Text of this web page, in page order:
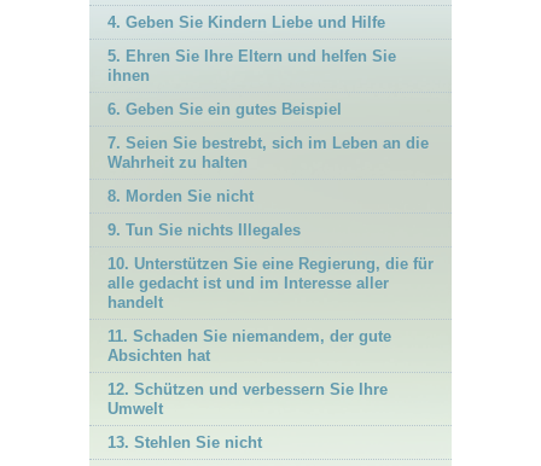
4. Geben Sie Kindern Liebe und Hilfe
5. Ehren Sie Ihre Eltern und helfen Sie
ihnen
6. Geben Sie ein gutes Beispiel
7. Seien Sie bestrebt, sich im Leben an die
Wahrheit zu halten
8. Morden Sie nicht
9. Tun Sie nichts Illegales
10. Unterstützen Sie eine Regierung, die für
alle gedacht ist und im Interesse aller
handelt
11. Schaden Sie niemandem, der gute
Absichten hat
12. Schützen und verbessern Sie Ihre
Umwelt
13. Stehlen Sie nicht